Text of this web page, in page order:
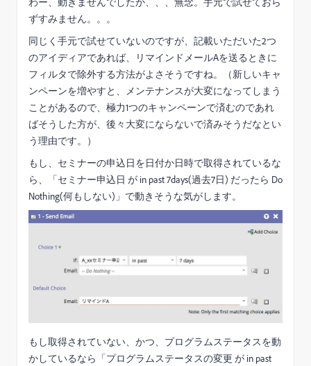
ずすみません。。。
同じく手元で試せていないのですが、記載いただいた2つ
のアイディアであれば、リマインドメールAを送るときに
フィルタで除外する方法がよさそうですね。（新しいキャ
ンペーンを増やすと、メンテナンスが大変になってしまう
ことがあるので、極力1つのキャンペーンで済むのであれ
ばそうした方が、後々大変にならないで済みそうだなとい
う理由です。）
もし、セミナーの申込日を日付か日時で取得されているな
ら、「セミナー申込日 が in past 7days(過去7日) だったら Do
Nothing(何もしない)」で動きそうな気がします。
もし取得されていない、かつ、プログラムステータスを動
かしているなら「プログラムステータスの変更 が in past